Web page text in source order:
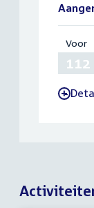
Voor:
-